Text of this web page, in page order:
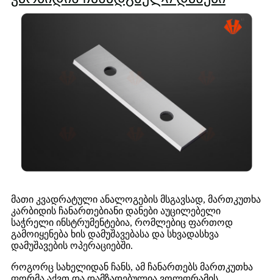
მათი კვადრატული ანალოგების მსგავსად, მართკუთხა
კარბიდის ჩანართებიანი დანები აუცილებელი
საჭრელი ინსტრუმენტებია, რომლებიც ფართოდ
გამოიყენება ხის დამუშავებასა და სხვადასხვა
დამუშავების ოპერაციებში.
როგორც სახელიდან ჩანს, ამ ჩანართებს მართკუთხა